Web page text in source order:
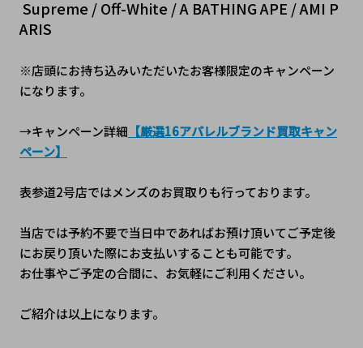
ARIS
※店頭にお持ち込みいただいたお客様限定のキャンペーン
になります。
→キャンペーン詳細 【厳選16アパレルブランド買取キャン
ペーン】
表参道2号店ではメンズのお買取りも行っております。
当店では予約不要で当日中であればお預け頂いてご予定後
にお戻り頂いた際にお支払いすることも可能です。
お仕事やご予定の合間に、お気軽にご利用ください。
ご紹介は以上になります。